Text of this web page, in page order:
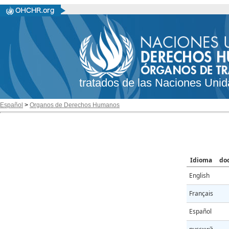
tratados de las Naciones
Español > Organos de Derechos Humanos
Idioma
English
Français
Español